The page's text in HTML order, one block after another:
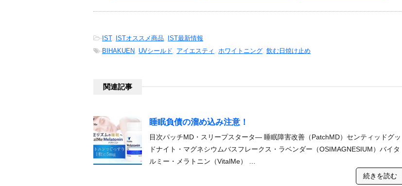
- IST, ISTオススメ商品,
IST最新情報
-BIHAKUEN, UVシールド, アイエスティ , ホワイトニング, 飲む日焼け止め
関連記事
睡眠負債の溜め込み注意！
目次パッチMD・スリープスタータ― 睡眠障害改善（PatchMD）センティッドグッ
ドナイト・マグネシウムバスフレークス・ラベンダー（OSIMAGNESIUM）バイタ
ルミー・メラトニン（VitalMe） …
続きを読む